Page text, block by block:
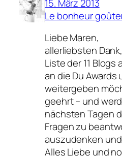
15. März 2013
Le bonheur
Liebe Maren,
allerliebsten
Liste der 11
an die Du Awards
weitergeben
geehrt – und
nächsten Tagen
Fragen zu
auszudenken
Alles Liebe und